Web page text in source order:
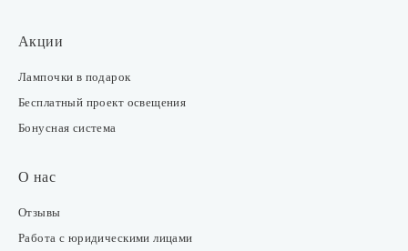
Акции
Лампочки в подарок
Бесплатный проект освещения
Бонусная система
О нас
Отзывы
Работа с юридическими лицами